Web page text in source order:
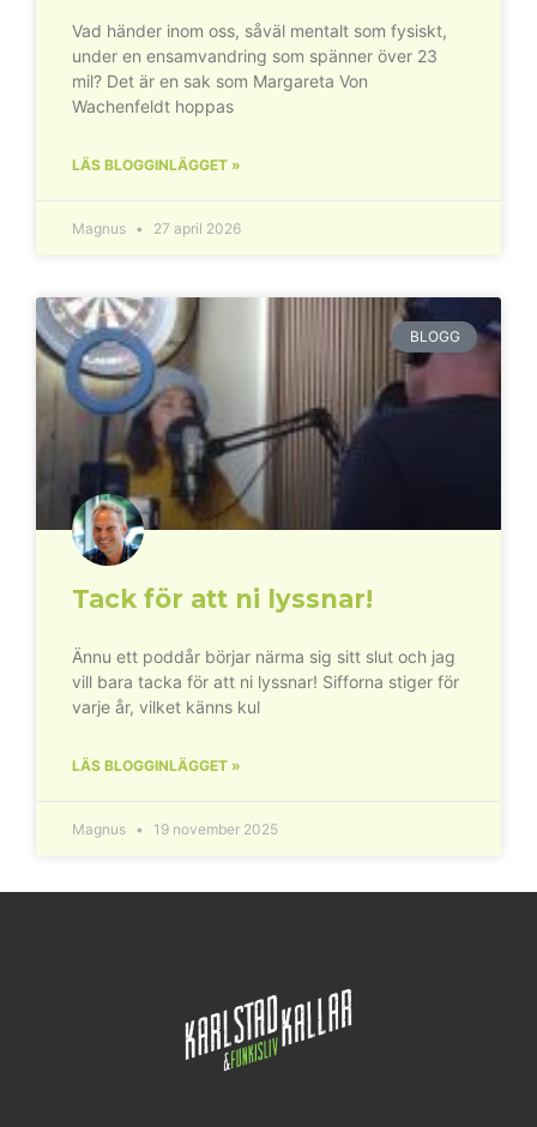
Vad händer inom oss, såväl mentalt som fysiskt,
under en ensamvandring som spänner över 23
mil? Det är en sak som Margareta Von
Wachenfeldt hoppas
LÄS BLOGGINLÄGGET »
Magnus 27 april 2026
BLOGG
Tack för att ni lyssnar!
Ännu ett poddår börjar närma sig sitt slut och jag
vill bara tacka för att ni lyssnar! Sifforna stiger för
varje år, vilket känns kul
LÄS BLOGGINLÄGGET »
Magnus 19 november 2025